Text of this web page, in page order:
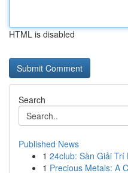
HTML is disabled
Search
Published News
1 24club: Sàn Giải
1 Precious Metals: A